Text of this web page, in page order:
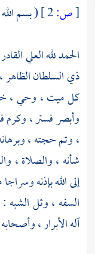
[ص:
( بسم
الحمد لله العلي
ذي السلطان الظاهر
كل ميت ، وحي ،
وأبصر فستر ،
، وتم حجته ،
شأنه ، والصلاة ،
إلى الله بإذنه
السفه ، وثل الشبه :
آله الأبرار ،